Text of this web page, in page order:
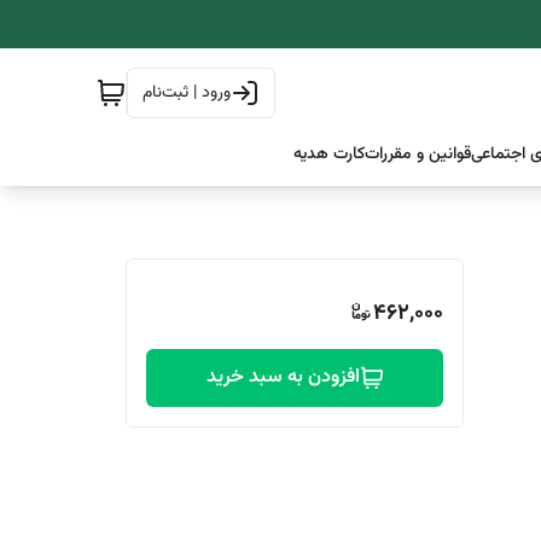
ورود | ثبت‌نام
اجتماعیقوانین و مقرراتکارت هدیه
462,000
افزودن به سبد خرید